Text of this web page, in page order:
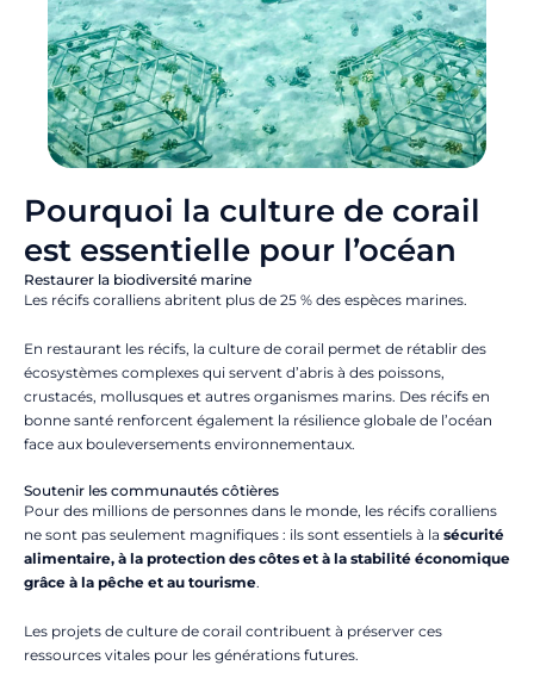
Pourquoi la culture de corail
est essentielle pour l’océan
Restaurer la biodiversité marine
Les récifs coralliens abritent plus de 25 % des espèces marines.
En restaurant les récifs, la culture de corail permet de rétablir des
écosystèmes complexes qui servent d’abris à des poissons,
crustacés, mollusques et autres organismes marins. Des récifs en
bonne santé renforcent également la résilience globale de l’océan
face aux bouleversements environnementaux.
Soutenir les communautés côtières
Pour des millions de personnes dans le monde, les récifs coralliens
ne sont pas seulement magnifiques : ils sont essentiels à la sécurité
alimentaire, à la protection des côtes et à la stabilité économique
grâce à la pêche et au tourisme.
Les projets de culture de corail contribuent à préserver ces
ressources vitales pour les générations futures.